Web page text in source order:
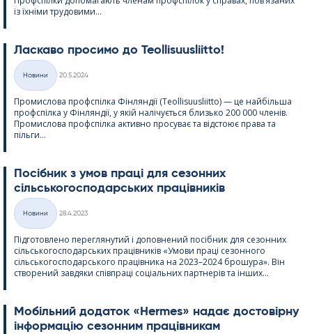
із їхніми трудовими...
Ласкаво просимо до Teol­li­suus­liitto!
Категорії
Новини
20.5.2024
Промислова профспілка Фінляндії (Teol­li­suus­liitto) — це найбільша
профспілка у Фінляндії, у якій налічується близько 200 000 членів.
Промислова профспілка активно просуває та відстоює права та
пільги...
Посібник з умов праці для сезонних
сільськогосподарських працівників
Категорії
Новини
28.4.2023
Підготовлено переглянутий і доповнений посібник для сезонних
сільськогосподарських працівників «Умови праці сезонного
сільськогосподарського працівника на 2023–2024 брошура». Він
створений завдяки співпраці соціальних партнерів та інших...
Мобільний додаток «Her­mes» надає достовірну
інформацію сезонним працівникам